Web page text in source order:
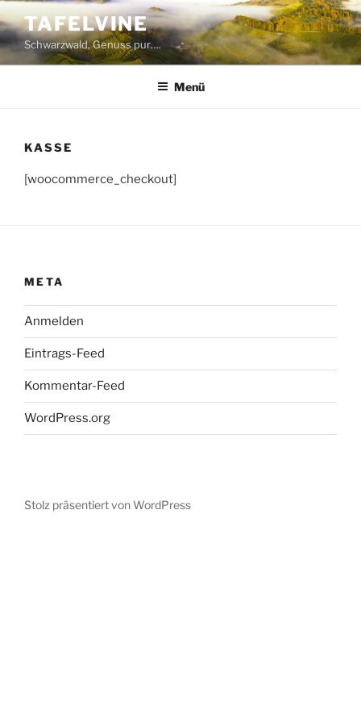
Zum
Inhalt
springen
TAFELVINE
Schwarzwald, Genuss pur….
Menü
KASSE
[woocommerce_checkout]
META
Anmelden
Eintrags-Feed
Kommentar-Feed
WordPress.org
Stolz präsentiert von WordPress